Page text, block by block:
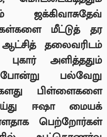
ஜக்கிவாசுதேவ்
மீட்டுத் தர
தலைவரிடம்
புகார் அளித்ததும்
பல்வேறு
பிள்ளைகளை
ஈஷா மையக்
பெற்றோர்கள்